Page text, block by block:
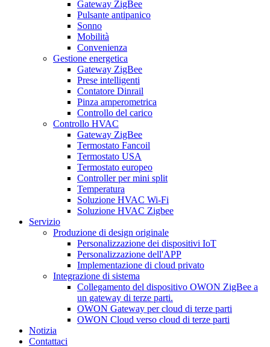
Gateway ZigBee
Pulsante antipanico
Sonno
Mobilità
Convenienza
Gestione energetica
Gateway ZigBee
Prese intelligenti
Contatore Dinrail
Pinza amperometrica
Controllo del carico
Controllo HVAC
Gateway ZigBee
Termostato Fancoil
Termostato USA
Termostato europeo
Controller per mini split
Temperatura
Soluzione HVAC Wi-Fi
Soluzione HVAC Zigbee
Servizio
Produzione di design originale
Personalizzazione dei dispositivi IoT
Personalizzazione dell'APP
Implementazione di cloud privato
Integrazione di sistema
Collegamento del dispositivo OWON ZigBee a
un gateway di terze parti.
OWON Gateway per cloud di terze parti
OWON Cloud verso cloud di terze parti
Notizia
Contattaci